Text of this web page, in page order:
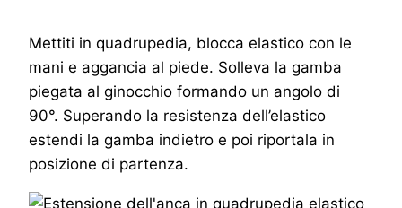
Mettiti in quadrupedia, blocca elastico con le
mani e aggancia al piede. Solleva la gamba
piegata al ginocchio formando un angolo di
90°. Superando la resistenza dell’elastico
estendi la gamba indietro e poi riportala in
posizione di partenza.